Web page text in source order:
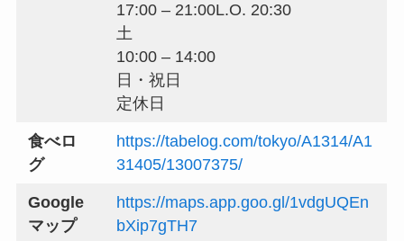
17:00 – 21:00L.O. 20:30
土
10:00 – 14:00
日・祝日
定休日
食べロ
グ
https://tabelog.com/tokyo/A1314/A1
31405/13007375/
Google
マップ
https://maps.app.goo.gl/1vdgUQEn
bXip7gTH7